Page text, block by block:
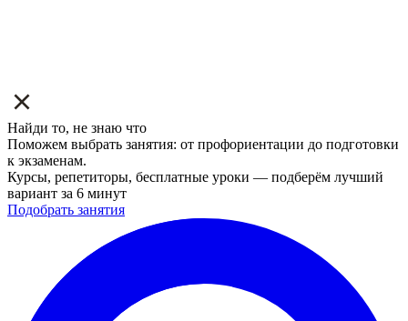
Найди то, не знаю что
Поможем выбрать занятия: от профориентации до подготовки
к экзаменам.
Курсы, репетиторы, бесплатные уроки — подберём лучший
вариант за 6 минут
Подобрать занятия